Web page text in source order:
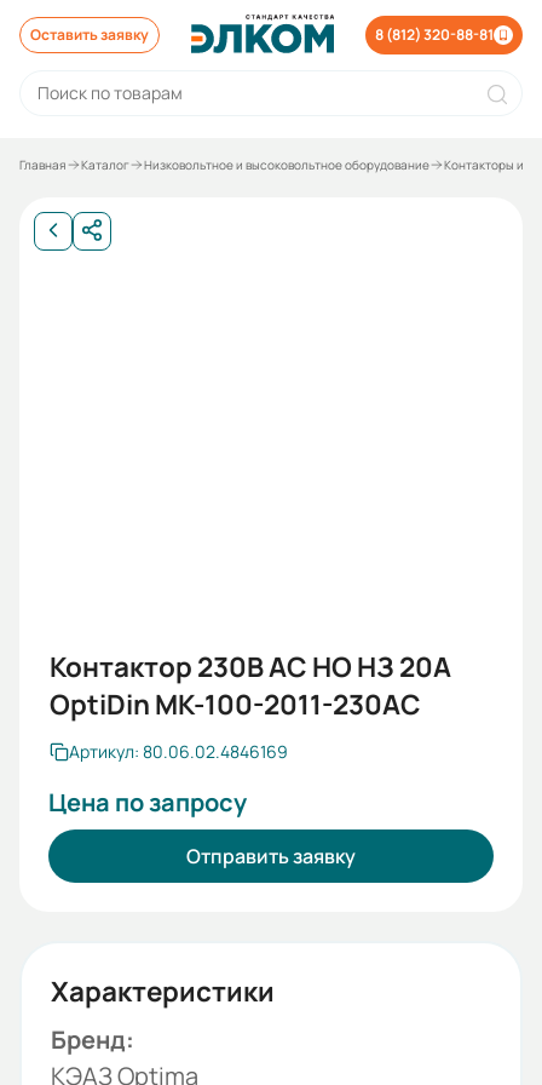
Оставить заявку 8 (812) 320-88-81
Главная Каталог Низковольтное и высоковольтное оборудование Контакторы и
Контактор 230В AC НО НЗ 20А
OptiDin MK-100-2011-230AC
Артикул: 80.06.02.4846169
Цена по запросу
Отправить заявку
Характеристики
Бренд:
КЭАЗ Optima